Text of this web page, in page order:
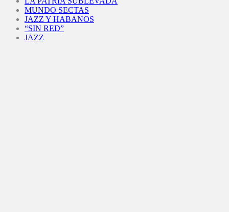
MUNDO SECTAS
JAZZ Y HABANOS
“SIN RED”
JAZZ